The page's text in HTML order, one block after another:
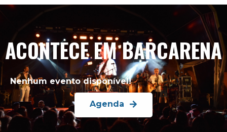
ACONTECE EM BARCARENA
Nenhum evento disponível!
Agenda